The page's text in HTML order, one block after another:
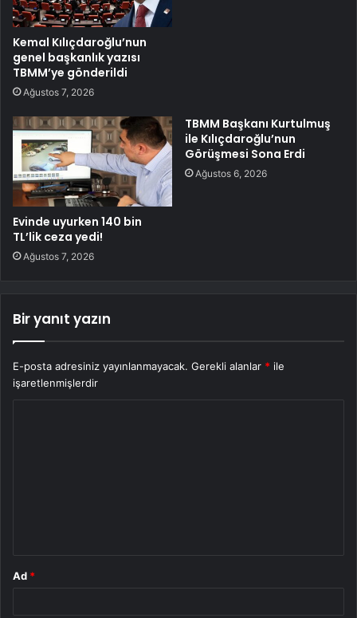
Kemal Kılıçdaroğlu’nun
genel başkanlık yazısı
TBMM’ye gönderildi
Ağustos 7, 2026
Evinde uyurken 140 bin
TL’lik ceza yedi!
Ağustos 7, 2026
TBMM Başkanı Kurtulmuş
ile Kılıçdaroğlu’nun
Görüşmesi Sona Erdi
Ağustos 6, 2026
Bir yanıt yazın
E-posta adresiniz yayınlanmayacak. Gerekli alanlar * ile
işaretlenmişlerdir
Ad *